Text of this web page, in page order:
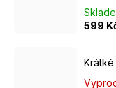
599
Krátké